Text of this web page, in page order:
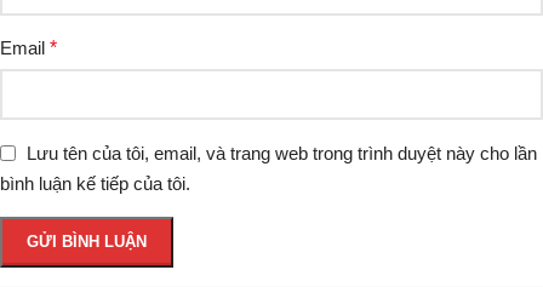
Email *
Lưu tên của tôi, email, và trang web trong trình duyệt này cho lần
bình luận kế tiếp của tôi.